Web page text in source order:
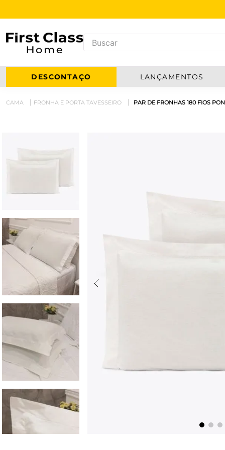
DESCONTAÇO LANÇAMENTOS
CAMA FRONHA E PORTA TAVESSEIRO PAR DE FRONHAS 180 FIOS